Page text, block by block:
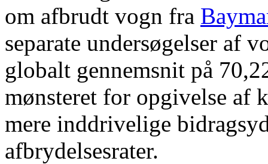
om afbrudt vogn fra
separate undersøgelser af
globalt gennemsnit på
mønsteret for opgivelse af
mere inddrivelige
afbrydelsesrater.